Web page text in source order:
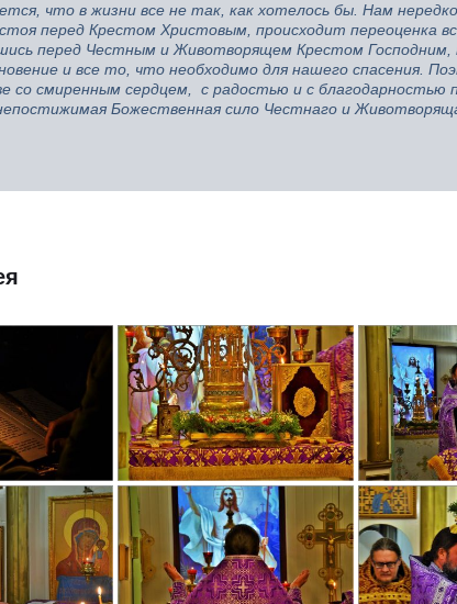
что в жизни все не так, как хотелось бы. Нам
перед Крестом Христовым, происходит переоценка
перед Честным и Животворящем Крестом
и все то, что необходимо для нашего спасения.
со смиренным сердцем, с радостью и с благодарностью
Божественная сило Честнаго и